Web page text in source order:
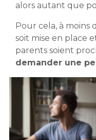
alors autant que
Pour cela, à moins
soit mise en place
parents soient
demander une